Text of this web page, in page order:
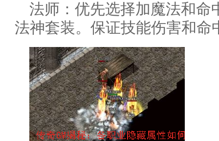
法师：优先选择加魔法和命
法神套装。保证技能伤害和命